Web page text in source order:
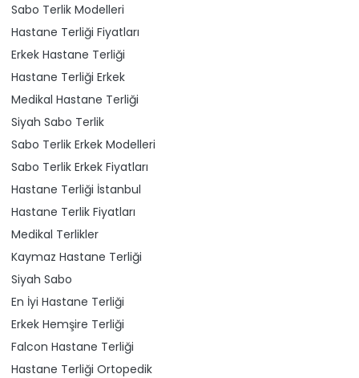
Sabo Terlik Modelleri
Hastane Terliği Fiyatları
Erkek Hastane Terliği
Hastane Terliği Erkek
Medikal Hastane Terliği
Siyah Sabo Terlik
Sabo Terlik Erkek Modelleri
Sabo Terlik Erkek Fiyatları
Hastane Terliği İstanbul
Hastane Terlik Fiyatları
Medikal Terlikler
Kaymaz Hastane Terliği
Siyah Sabo
En İyi Hastane Terliği
Erkek Hemşire Terliği
Falcon Hastane Terliği
Hastane Terliği Ortopedik